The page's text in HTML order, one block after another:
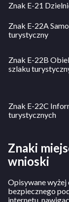
Znak E-21
Znak E-22A
turystyczny
Znak E-22B
szlaku
Znak E-22C
turystycznych
Znaki
wnioski
Opisywane
bezpiecznego
internetu,